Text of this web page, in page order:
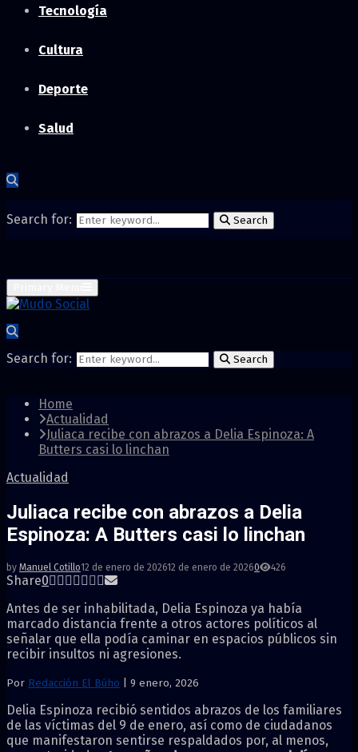
Tecnología
Cultura
Deporte
Salud
Search for: Search
Search for: Search
Home
Actualidad
Juliaca recibe con abrazos a Delia Espinoza: A
Butters casi lo linchan
Actualidad
Juliaca recibe con abrazos a Delia
Espinoza: A Butters casi lo linchan
by Manuel Cotillo12 de enero de 202612 de enero de 20260 426
Share0
Antes de ser inhabilitada, Delia Espinoza ya había
marcado distancia frente a otros actores políticos al
señalar que ella podía caminar en espacios públicos sin
recibir insultos ni agresiones.
Por Redacción El Búho | 9 enero, 2026
Delia Espinoza recibió sentidos abrazos de los familiares
de las víctimas del 9 de enero, así como de ciudadanos
que manifestaron sentirse respaldados por, al menos,